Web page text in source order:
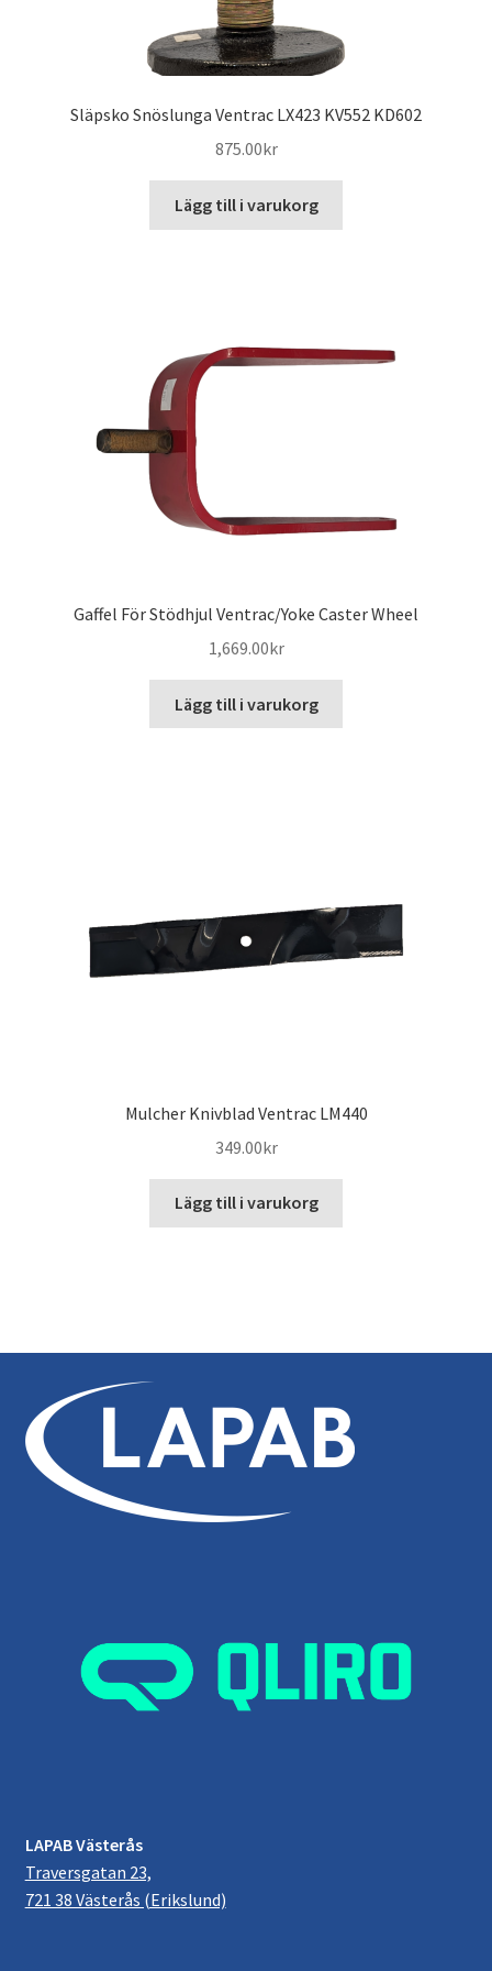
Släpsko Snöslunga Ventrac LX423 KV552 KD602
875.00kr
Lägg till i varukorg
Gaffel För Stödhjul Ventrac/Yoke Caster Wheel
1,669.00kr
Lägg till i varukorg
Mulcher Knivblad Ventrac LM440
349.00kr
Lägg till i varukorg
LAPAB Västerås
Traversgatan 23,
721 38 Västerås (Erikslund)